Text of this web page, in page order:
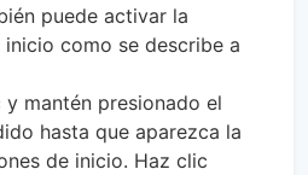
puede activar la
como se describe a
y mantén presionado el
hasta que aparezca la
de inicio. Haz clic